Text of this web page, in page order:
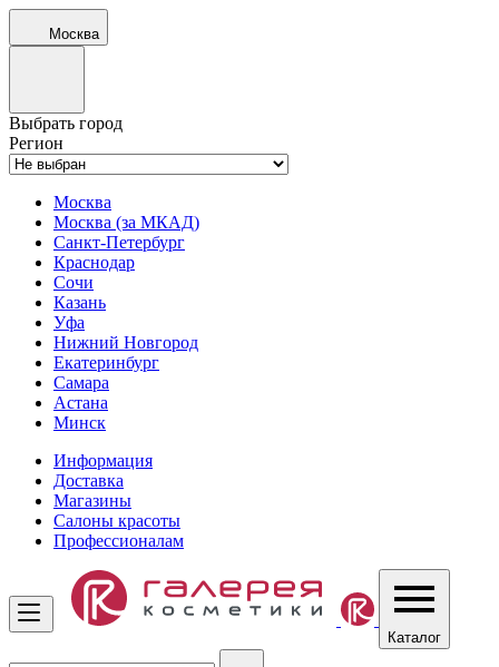
Москва
Выбрать город
Регион
Москва
Москва (за МКАД)
Санкт-Петербург
Краснодар
Сочи
Казань
Уфа
Нижний Новгород
Екатеринбург
Самара
Астана
Минск
Информация
Доставка
Магазины
Салоны красоты
Профессионалам
Каталог